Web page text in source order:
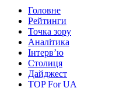
Головне
Рейтинги
Точка зору
Аналітика
Інтерв’ю
Столиця
Дайджест
TOP For UA